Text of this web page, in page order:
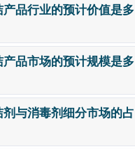
品行业的预计价值是多
品市场的预计规模是多
与消毒剂细分市场的占